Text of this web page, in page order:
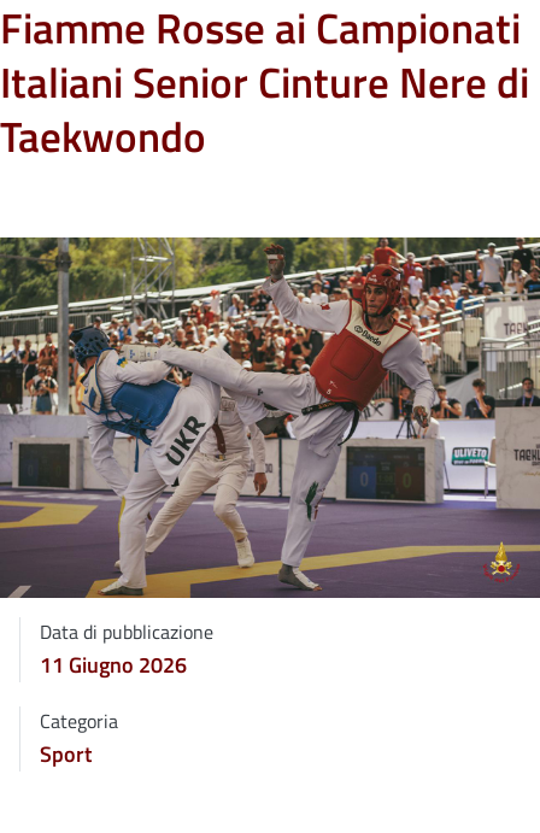
Fiamme Rosse ai Campionati
Italiani Senior Cinture Nere di
Taekwondo
Data di pubblicazione
11 Giugno 2026
Categoria
Sport